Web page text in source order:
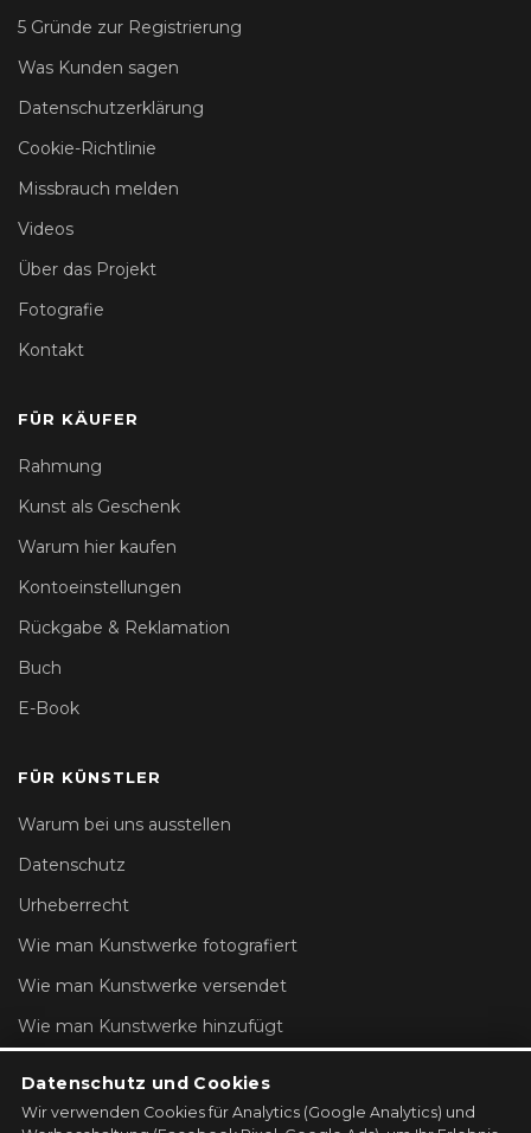
5 Gründe zur Registrierung
Was Kunden sagen
Datenschutzerklärung
Cookie-Richtlinie
Missbrauch melden
Videos
Über das Projekt
Fotografie
Kontakt
FÜR KÄUFER
Rahmung
Kunst als Geschenk
Warum hier kaufen
Kontoeinstellungen
Rückgabe & Reklamation
Buch
E-Book
FÜR KÜNSTLER
Warum bei uns ausstellen
Datenschutz
Urheberrecht
Wie man Kunstwerke fotografiert
Wie man Kunstwerke versendet
Wie man Kunstwerke hinzufügt
GALERIE REGISTRIEREN →
Datenschutz und Cookies
Wir verwenden Cookies für Analytics (Google Analytics) und